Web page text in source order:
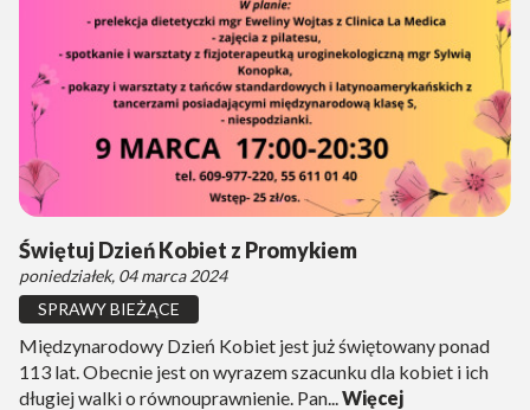
Świętuj Dzień Kobiet z Promykiem
poniedziałek, 04 marca 2024
SPRAWY BIEŻĄCE
Międzynarodowy Dzień Kobiet jest już świętowany ponad
113 lat. Obecnie jest on wyrazem szacunku dla kobiet i ich
długiej walki o równouprawnienie. Pan...Więcej